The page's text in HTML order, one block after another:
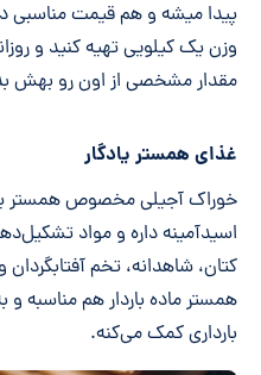
پیدا میشه و هم قیمت مناسبی
وزن یک کیلویی تهیه کنید و
مقدار مشخصی از اون رو بهش
غذای همستر یادگار
خوراک آجیلی مخصوص همستر
اسیدآمینه داره و مواد
کتان، شاهدانه، تخم
همستر ماده باردار هم مناسبه
بارداری کمک می‌کنه.